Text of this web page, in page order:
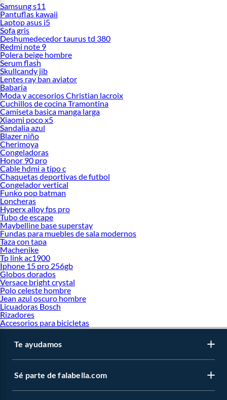
Samsung s11
Pantuflas kawaii
Laptop asus i5
Sofa gris
Deshumedecedor taurus td 380
Redmi note 9
Polera beige hombre
Serum flash
Skullcandy jib
Lentes ray ban aviator
Babaria
Moda y accesorios Christian lacroix
Cuchillos de cocina Tramontina
Camiseta basica manga larga
Xiaomi poco x5
Sandalia azul
Blazer niño
Cherimoya
Congeladoras
Honor 90 pro
Cable hdmi a tipo c
Chaquetas deportivas de futbol
Congelador vertical
Funko pop batman
Loncheras
Hyperx alloy fps pro
Tubo de escape
Maybelline base superstay
Fundas para muebles de sala modernos
Taza con tapa
Machenike
Tp link ac1900
Iphone 15 pro 256gb
Globos dorados
Versace bright crystal
Polo celeste hombre
Jean azul oscuro hombre
Licuadoras Bosch
Rizadores
Accesorios para bicicletas
Te ayudamos
Sé parte de falabella.com